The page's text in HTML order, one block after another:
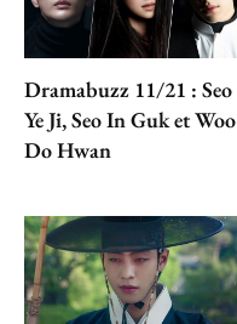
Dramabuzz 11/21 : Seo
Ye Ji, Seo In Guk et Woo
Do Hwan